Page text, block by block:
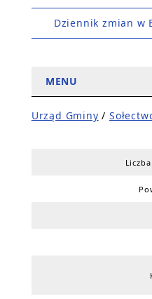
Dziennik zmian w
MENU
Urząd Gminy /